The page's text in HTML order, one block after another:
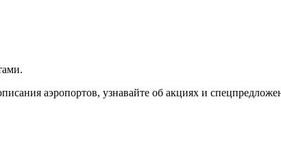
аэропортов, узнавайте об акциях и